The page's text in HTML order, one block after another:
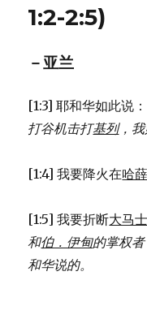
1:2-2:5)
－亚兰
[1:3] 耶和华如此说：
打谷机击打基列，
[1:4] 我要降火在哈薛
[1:5] 我要折断大马
和伯．伊甸的掌权者
和华说的。